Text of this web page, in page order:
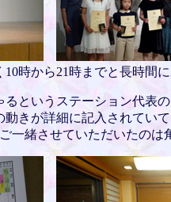
時から21時までと長時間
というステーション代表
きが詳細に記入されてい
一緒させていただいたのは